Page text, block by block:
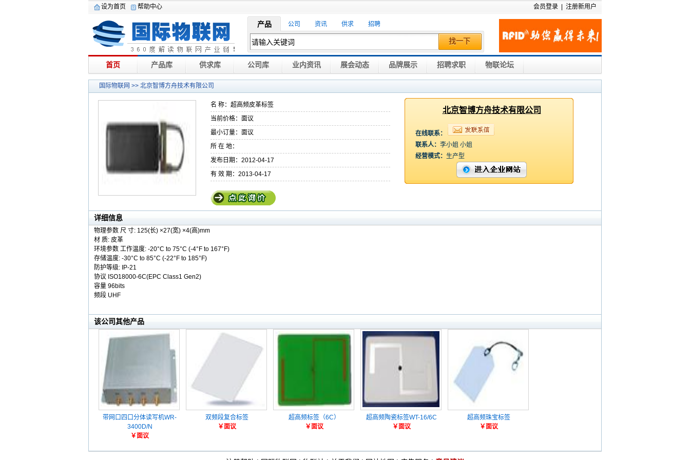
设为首页 帮助中心 会员登录 注册新用户
产品 公司 资讯 供求 招聘
找一下
首页 产品库 供求库 公司库 业内资讯 展会动态 品牌展示 招聘求职 物联论坛
国际物联网 >> 北京智博方舟技术有限公司
名 称：超高频皮革标签
当前价格：面议
最小订量：面议
所 在 地：
发布日期：2012-04-17
有 效 期：2013-04-17
北京智博方舟技术有限公司
在线联系：
联系人： 李小姐 小姐
经营模式： 生产型
详细信息
物理参数 尺 寸: 125(长) ×27(宽) ×4(高)mm
材 质: 皮革
环境参数 工作温度: -20°C to 75°C (-4°F to 167°F)
存储温度: -30°C to 85°C (-22°F to 185°F)
防护等级: IP-21
协议 ISO18000-6C(EPC Class1 Gen2)
容量 96bits
频段 UHF
该公司其他产品
带网口四口分体读写机WR-
3400D/N
￥面议
双频段复合标签
￥面议
超高频标签（6C）
￥面议
超高频陶瓷标签WT-16/6C
￥面议
超高频珠宝标签
￥面议